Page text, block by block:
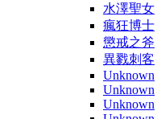
水澤聖女
瘋狂博士
懲戒之斧
異戮刺客
Unknown
Unknown
Unknown